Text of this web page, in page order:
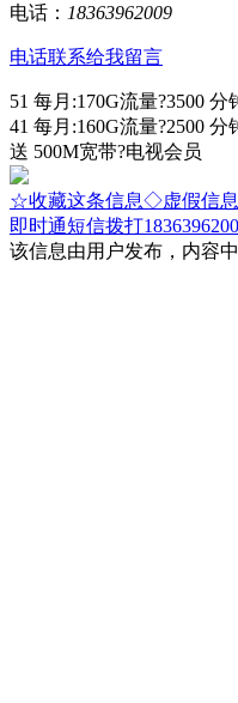
电话： 18363962009
电话联系给我留言
51 每月:170G流量?3500
41 每月:160G流量?2500 分
送 500M宽带?电视会员
☆收藏这条信息◇虚假信
即时通短信拨打
该信息由用户发布，内容